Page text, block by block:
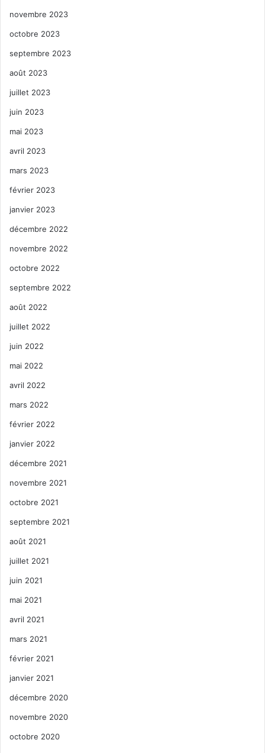
novembre 2023
octobre 2023
septembre 2023
août 2023
juillet 2023
juin 2023
mai 2023
avril 2023
mars 2023
février 2023
janvier 2023
décembre 2022
novembre 2022
octobre 2022
septembre 2022
août 2022
juillet 2022
juin 2022
mai 2022
avril 2022
mars 2022
février 2022
janvier 2022
décembre 2021
novembre 2021
octobre 2021
septembre 2021
août 2021
juillet 2021
juin 2021
mai 2021
avril 2021
mars 2021
février 2021
janvier 2021
décembre 2020
novembre 2020
octobre 2020